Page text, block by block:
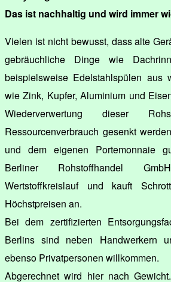
Das ist nachhaltig und wird immer
Vielen ist nicht bewusst, dass alte
gebräuchliche Dinge wie
beispielsweise Edelstahlspülen aus
wie Zink, Kupfer, Aluminium und
Wiederverwertung dieser
Ressourcenverbrauch gesenkt
und dem eigenen Portemonnaie
Berliner Rohstoffhandel
Wertstoffkreislauf und kauft
Höchstpreisen an.
Bei dem zertifizierten
Berlins sind neben Handwerkern
ebenso Privatpersonen willkommen.
Abgerechnet wird hier nach